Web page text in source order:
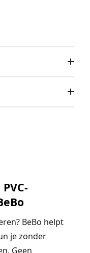
BeBo helpt
je zonder
Geen